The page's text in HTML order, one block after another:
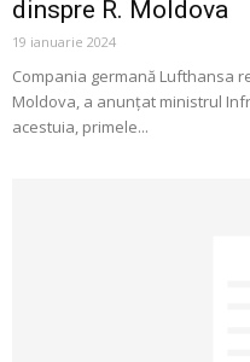
dinspre R. Moldova
19 ianuarie 2024
Compania germană Lufthansa
Moldova, a anunțat ministrul
acestuia, primele...